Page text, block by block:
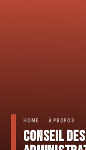
HOME À PROPOS
Conseil